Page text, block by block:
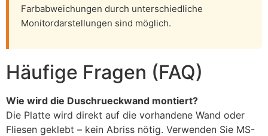
Farbabweichungen durch unterschiedliche
Monitordarstellungen sind möglich.
Häufige Fragen (FAQ)
Wie wird die Duschrueckwand montiert?
Die Platte wird direkt auf die vorhandene Wand oder
Fliesen geklebt – kein Abriss nötig. Verwenden Sie MS-